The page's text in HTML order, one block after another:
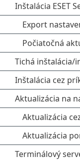
Inštalácia ESET
Export
Počiatočná
Tichá inštalácia/
Inštalácia cez
Aktualizácia na
Aktualizácia
Aktualizácia
Terminálový